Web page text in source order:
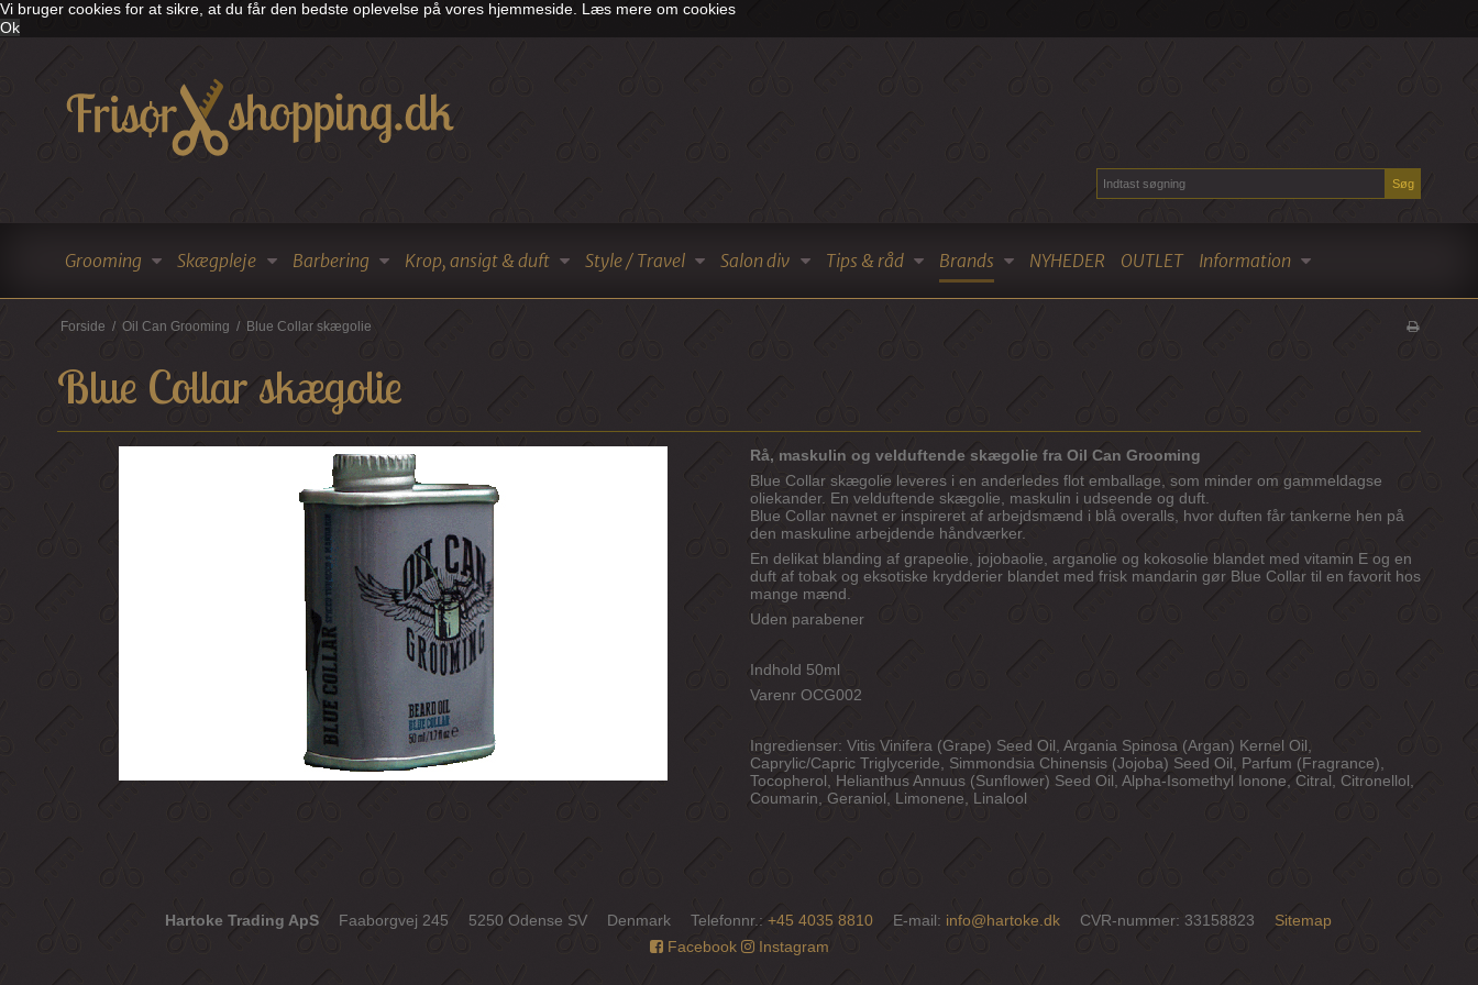
Vi bruger cookies for at sikre, at du får den bedste oplevelse på vores hjemmeside. Læs mere om cookies
Ok
Søg
Grooming Skægpleje Barbering Krop, ansigt & duft Style / Travel Salon div Tips & råd Brands NYHEDER OUTLET Information
Forside / Oil Can Grooming / Blue Collar skægolie
Blue Collar skægolie
Rå, maskulin og velduftende skægolie fra Oil Can Grooming
Blue Collar skægolie leveres i en anderledes flot emballage, som minder om gammeldagse
oliekander. En velduftende skægolie, maskulin i udseende og duft.
Blue Collar navnet er inspireret af arbejdsmænd i blå overalls, hvor duften får tankerne hen på
den maskuline arbejdende håndværker.
En delikat blanding af grapeolie, jojobaolie, arganolie og kokosolie blandet med vitamin E og en
duft af tobak og eksotiske krydderier blandet med frisk mandarin gør Blue Collar til en favorit hos
mange mænd.
Uden parabener
Indhold 50ml
Varenr OCG002
Ingredienser: Vitis Vinifera (Grape) Seed Oil, Argania Spinosa (Argan) Kernel Oil,
Caprylic/Capric Triglyceride, Simmondsia Chinensis (Jojoba) Seed Oil, Parfum (Fragrance),
Tocopherol, Helianthus Annuus (Sunflower) Seed Oil, Alpha-Isomethyl Ionone, Citral, Citronellol,
Coumarin, Geraniol, Limonene, Linalool
Hartoke Trading ApS Faaborgvej 245 5250 Odense SV Denmark Telefonnr. : +45 4035 8810 E-mail: info@hartoke.dk CVR-nummer: 33158823
Sitemap
Facebook
Instagram